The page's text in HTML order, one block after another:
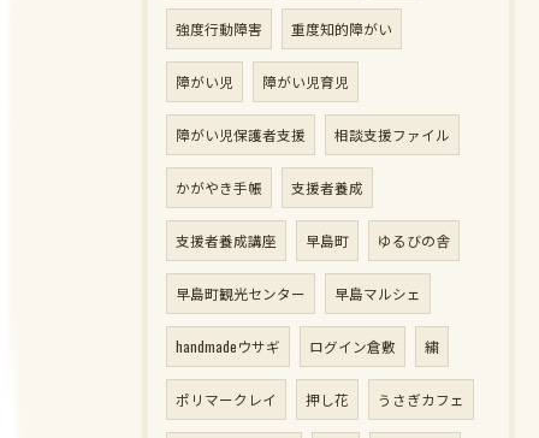
強度行動障害 重度知的障がい
障がい児 障がい児育児
障がい児保護者支援 相談支援ファイル
かがやき手帳 支援者養成
支援者養成講座 早島町 ゆるびの舎
早島町観光センター 早島マルシェ
handmadeウサギ ログイン倉敷 繍
ポリマークレイ 押し花 うさぎカフェ